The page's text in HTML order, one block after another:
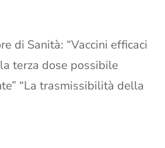
di Sanità: “Vaccini efficaci
terza dose possibile
“La trasmissibilità della